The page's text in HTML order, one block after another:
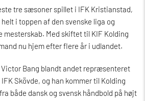
tre sæsoner spillet i IFK Kristianstad,
i toppen af den svenske liga og
mesterskab. Med skiftet til KIF Kolding
nu hjem efter flere år i udlandet.
Bang blandt andet repræsenteret
Skövde, og han kommer til Kolding
både dansk og svensk håndbold på højt